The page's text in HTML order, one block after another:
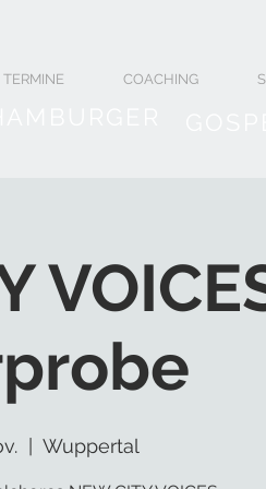
TERMINE COACHING
  |
Wuppertal